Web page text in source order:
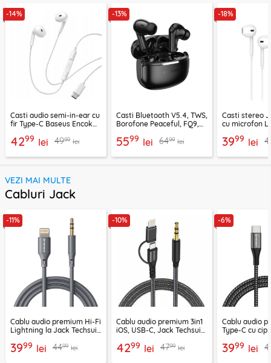
-14%
Casti audio semi-in-ear cu
fir Type-C Baseus Encok
4299 lei 4999 lei
-13%
Casti Bluetooth V5.4, TWS,
Borofone Peaceful, FQ9,
5599 lei 6499 lei
-18%
Casti stereo
cu microfon
3999 lei
VEZI MAI MULTE
Cabluri Jack
-11%
Cablu audio premium Hi-Fi
Lightning la Jack Techsuit
3999 lei 4499 lei
-10%
Cablu audio premium 3in1
iOS, USB-C, Jack Techsuit
4299 lei 4799 lei
-6%
Cablu audio
Type-C cu cip
1m
3999 lei